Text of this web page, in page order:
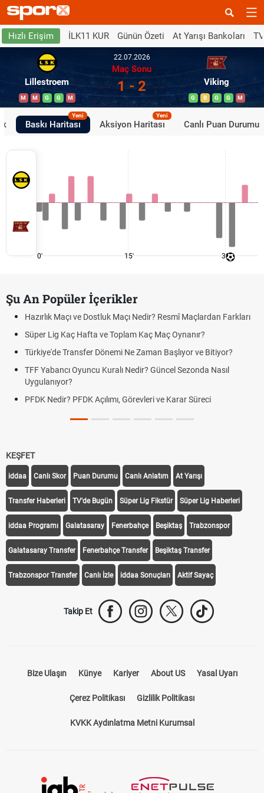
Hızlı Erişim İLK11 KUR Günün Özeti At Yarışı Bankoları
Lillestroem
M M G G M
22.07.2026
Maç Sonu
1 - 2 Viking
G B G G M
Baskı Haritası
Yeni
Aksiyon Haritası
Yeni
Canlı Puan Durumu
0' 15' 30'
Şu An Popüler İçerikler
Hazırlık Maçı ve Dostluk Maçı Nedir? Resmî Maçlardan Farkları
Süper Lig Kaç Hafta ve Toplam Kaç Maç Oynanır?
Türkiye'de Transfer Dönemi Ne Zaman Başlıyor ve Bitiyor?
TFF Yabancı Oyuncu Kuralı Nedir? Güncel Sezonda Nasıl
Uygulanıyor?
PFDK Nedir? PFDK Açılımı, Görevleri ve Karar Süreci
KEŞFET
iddaa Canlı Skor Puan Durumu Canlı Anlatım At Yarışı
Transfer Haberleri TV'de Bugün Süper Lig Fikstür Süper Lig Haberleri
iddaa Programı Galatasaray Fenerbahçe Beşiktaş Trabzonspor
Galatasaray Transfer Fenerbahçe Transfer Beşiktaş Transfer
Trabzonspor Transfer Canlı İzle iddaa Sonuçları Aktif Sayaç
Takip Et
Bize Ulaşın Künye Kariyer About US Yasal Uyarı
Çerez Politikası Gizlilik Politikası
KVKK Aydınlatma Metni Kurumsal